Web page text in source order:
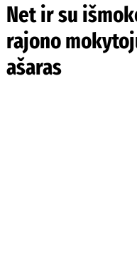
Net ir su
rajono
ašaras